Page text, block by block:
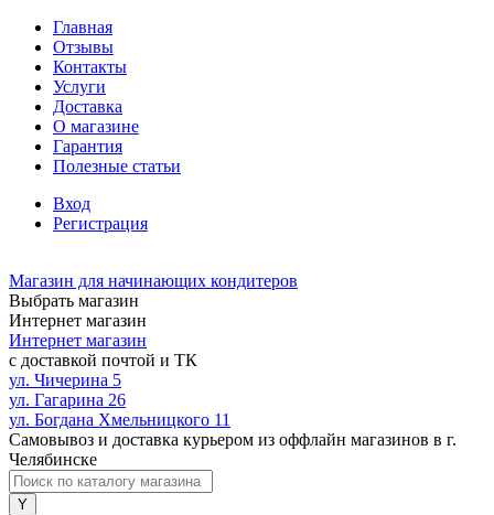
Главная
Отзывы
Контакты
Услуги
Доставка
О магазине
Гарантия
Полезные статьи
Вход
Регистрация
Магазин для начинающих кондитеров
Выбрать магазин
Интернет магазин
Интернет магазин
с доставкой почтой и ТК
ул. Чичерина 5
ул. Гагарина 26
ул. Богдана Хмельницкого 11
Самовывоз и доставка курьером из оффлайн магазинов в г.
Челябинске